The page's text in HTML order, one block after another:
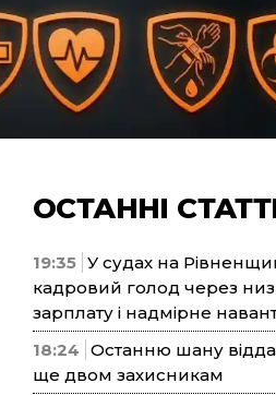
ОСТАННІ
19:35 У судах на
кадровий голод через
зарплату і надмірне
18:24 Останню шану
ще двом захисникам